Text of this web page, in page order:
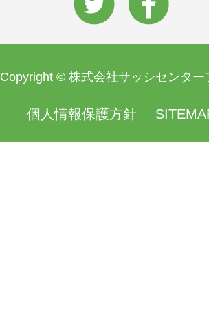
Copyright © 株式会社サッシセンター
個人情報保護方針